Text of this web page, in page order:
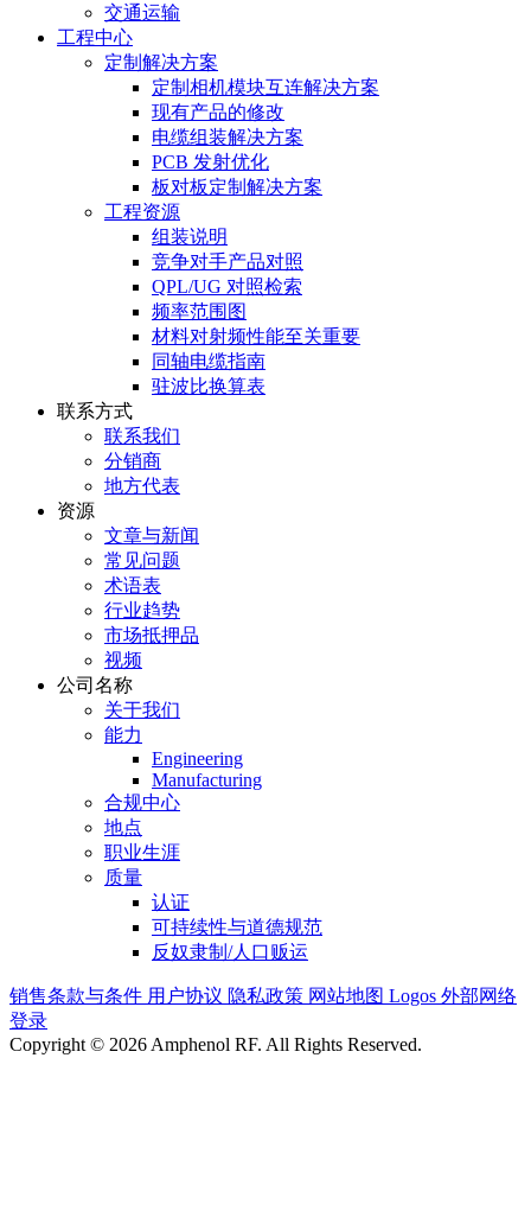
交通运输
工程中心
定制解决方案
定制相机模块互连解决方案
现有产品的修改
电缆组装解决方案
PCB 发射优化
板对板定制解决方案
工程资源
组装说明
竞争对手产品对照
QPL/UG 对照检索
频率范围图
材料对射频性能至关重要
同轴电缆指南
驻波比换算表
联系方式
联系我们
分销商
地方代表
资源
文章与新闻
常见问题
术语表
行业趋势
市场抵押品
视频
公司名称
关于我们
能力
Engineering
Manufacturing
合规中心
地点
职业生涯
质量
认证
可持续性与道德规范
反奴隶制/人口贩运
销售条款与条件 用户协议 隐私政策 网站地图 Logos 外部网络
登录
Copyright © 2026 Amphenol RF. All Rights Reserved.